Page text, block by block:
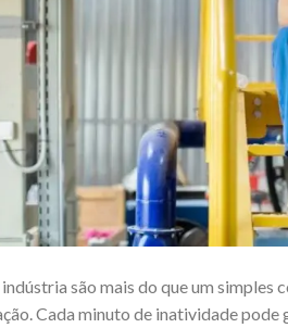
são mais do que um simples
Cada minuto de inatividade